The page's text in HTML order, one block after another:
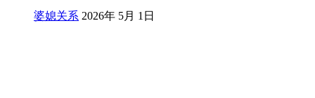
婆媳关系 2026年 5月 1日